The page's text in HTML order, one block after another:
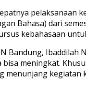
pelaksanaan
Bahasa) dari
kebahasaan
Bandung, Ibaddilah
meningkat.
menunjang